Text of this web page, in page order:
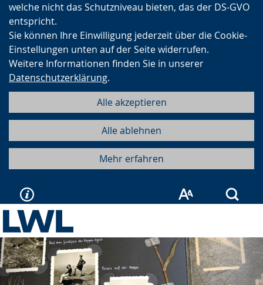
welche nicht das Schutzniveau bieten, das der DS-GVO
entspricht.
Sie können Ihre Einwilligung jederzeit über die Cookie-
Einstellungen unten auf der Seite widerrufen.
Weitere Informationen finden Sie in unserer
Datenschutzerklärung.
Alle akzeptieren
Alle ablehnen
Mehr erfahren
Vorherige